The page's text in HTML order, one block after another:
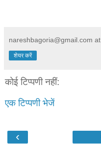
nareshbagoria@gmail.com at
शेयर करें
कोई टिप्पणी नहीं:
एक टिप्पणी भेजें
‹